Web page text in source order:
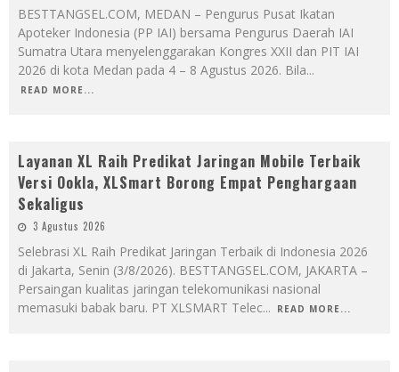
BESTTANGSEL.COM, MEDAN – Pengurus Pusat Ikatan
Apoteker Indonesia (PP IAI) bersama Pengurus Daerah IAI
Sumatra Utara menyelenggarakan Kongres XXII dan PIT IAI
2026 di kota Medan pada 4 – 8 Agustus 2026. Bila...
READ MORE...
Layanan XL Raih Predikat Jaringan Mobile Terbaik
Versi Ookla, XLSmart Borong Empat Penghargaan
Sekaligus
3 Agustus 2026
Selebrasi XL Raih Predikat Jaringan Terbaik di Indonesia 2026
di Jakarta, Senin (3/8/2026). BESTTANGSEL.COM, JAKARTA –
Persaingan kualitas jaringan telekomunikasi nasional
memasuki babak baru. PT XLSMART Telec... READ MORE...